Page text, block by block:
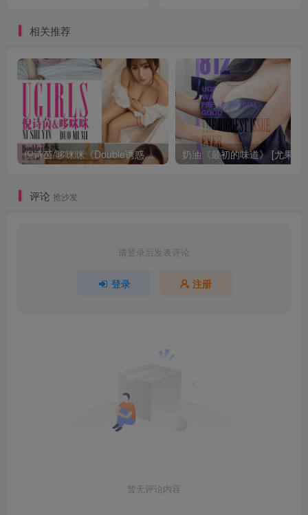
相关推荐
倪诗茵/哆咪咪《Double诱惑》 [尤果圈] No.663
评论 抢沙发
请登录后发表评论
登录 注册
暂无评论内容